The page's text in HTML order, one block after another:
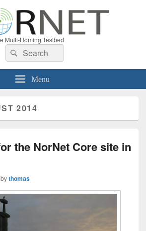
Multi-Homing Testbed
Search
for:
Search
Menu
2014
the NorNet Core site in
bythomas